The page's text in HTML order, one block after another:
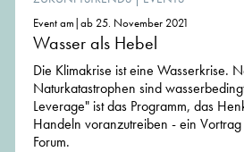
Event am|ab 25. November 2021
Wasser als Hebel
Die Klimakrise ist eine Wasserkrise.
Naturkatastrophen sind
Leverage" ist das Programm, das
Handeln voranzutreiben - ein
Forum.